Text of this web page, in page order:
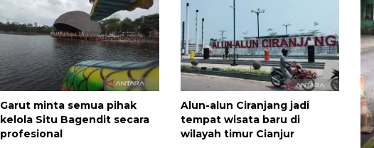
Garut minta semua pihak
kelola Situ Bagendit secara
profesional
Alun-alun Ciranjang jadi
tempat wisata baru di
wilayah timur Cianjur
Pigai: Penangkapan begal
tetap kewenangan aparat
penegak hukum